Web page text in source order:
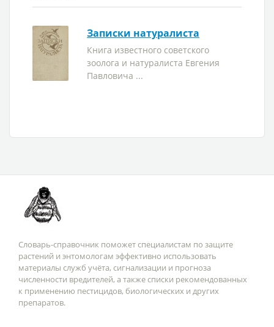
Записки натуралиста
Книга известного советского
зоолога и натуралиста Евгения
Павловича ...
Словарь-справочник поможет специалистам по защите
растений и энтомологам эффективно использовать
материалы служб учёта, сигнализации и прогноза
численности вредителей, а также списки рекомендованных
к применению пестицидов, биологических и других
препаратов.